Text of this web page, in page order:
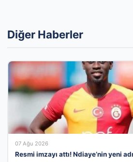
Diğer Haberler
07 Ağu 2026
Resmi imzayı attı! Ndiaye’nin yeni